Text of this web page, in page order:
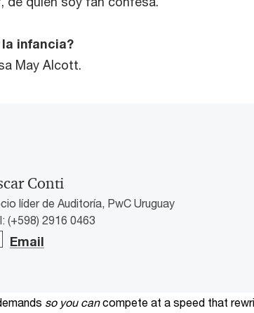
infancia?
May Alcott.
Conti
líder de Auditoría, PwC Uruguay
(+598) 2916 0463
Email
so you can compete at a speed that